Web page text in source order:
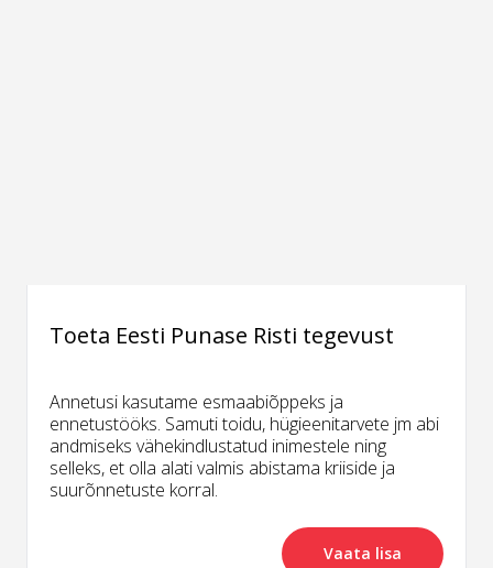
Toeta Eesti Punase Risti tegevust
Annetusi kasutame esmaabiõppeks ja
ennetustööks. Samuti toidu, hügieenitarvete jm abi
andmiseks vähekindlustatud inimestele ning
selleks, et olla alati valmis abistama kriiside ja
suurõnnetuste korral.
Vaata lisa